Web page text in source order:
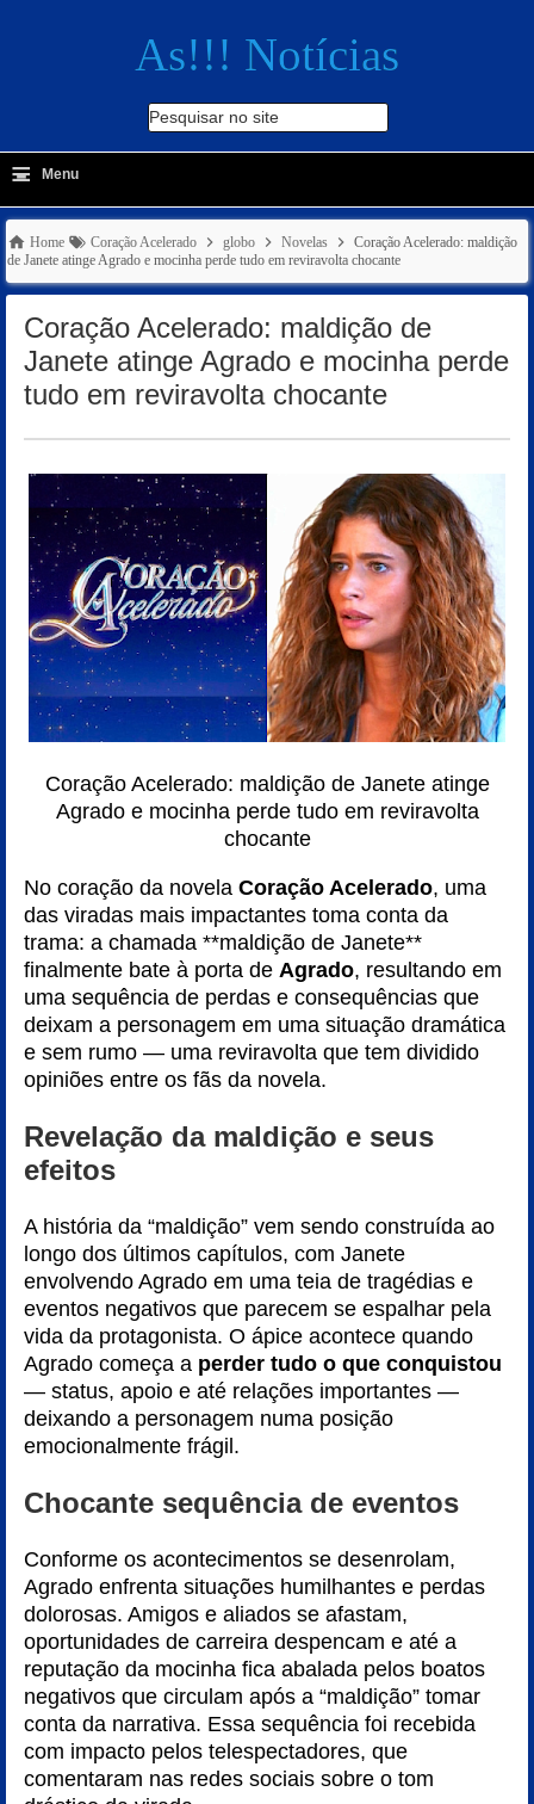
As!!! Notícias
Pesquisar no site
-
≡ Menu
Home Coração Acelerado globo Novelas
Coração Acelerado: maldição
de Janete atinge Agrado e mocinha perde tudo em reviravolta chocante
Coração Acelerado: maldição de
Janete atinge Agrado e mocinha perde
tudo em reviravolta chocante
Coração Acelerado: maldição de Janete atinge
Agrado e mocinha perde tudo em reviravolta
chocante
No coração da novela Coração Acelerado, uma
das viradas mais impactantes toma conta da
trama: a chamada **maldição de Janete**
finalmente bate à porta de Agrado, resultando em
uma sequência de perdas e consequências que
deixam a personagem em uma situação dramática
e sem rumo — uma reviravolta que tem dividido
opiniões entre os fãs da novela.
Revelação da maldição e seus
efeitos
A história da “maldição” vem sendo construída ao
longo dos últimos capítulos, com Janete
envolvendo Agrado em uma teia de tragédias e
eventos negativos que parecem se espalhar pela
vida da protagonista. O ápice acontece quando
Agrado começa a perder tudo o que conquistou
— status, apoio e até relações importantes —
deixando a personagem numa posição
emocionalmente frágil.
Chocante sequência de eventos
Conforme os acontecimentos se desenrolam,
Agrado enfrenta situações humilhantes e perdas
dolorosas. Amigos e aliados se afastam,
oportunidades de carreira despencam e até a
reputação da mocinha fica abalada pelos boatos
negativos que circulam após a “maldição” tomar
conta da narrativa. Essa sequência foi recebida
com impacto pelos telespectadores, que
comentaram nas redes sociais sobre o tom